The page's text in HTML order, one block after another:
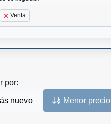
Venta
por:
nuevo Menor precio